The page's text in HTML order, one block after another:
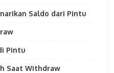
Saldo dari Pintu
Pintu
Saat Withdraw